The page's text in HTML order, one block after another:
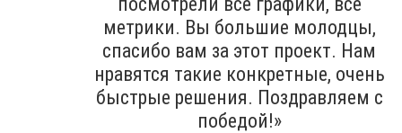
метрики. Вы большие молодцы,
спасибо вам за этот проект. Нам
нравятся такие конкретные, очень
быстрые решения. Поздравляем с
победой!»